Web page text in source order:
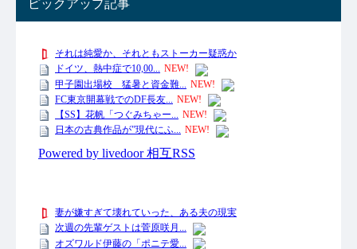
ピックアップ記事